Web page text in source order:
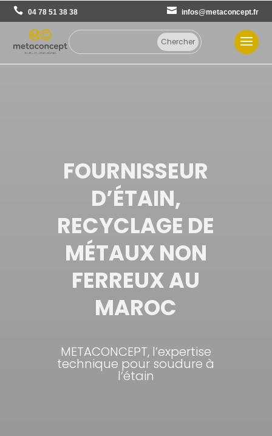
04 78 51 38 38 infos@metaconcept.fr
FOURNISSEUR
D’ÉTAIN,
RECYCLAGE DE
MÉTAUX NON
FERREUX AU
MAROC
METACONCEPT, l’expertise
technique pour soudure à
l’étain